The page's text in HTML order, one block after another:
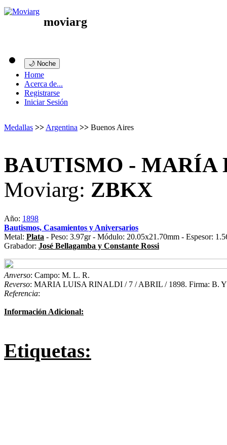
moviarg
🌙 Noche
Home
Acerca de...
Registrarse
Iniciar Sesión
Medallas >> Argentina >> Buenos Aires
BAUTISMO - MARÍA
Moviarg: ZBKX
Año: 1898
Bautismos, Casamientos y Aniversarios
Metal: Plata - Peso: 3.97gr - Módulo: 20.05x21.70mm - Espesor:
Grabador: José Bellagamba y Constante Rossi
Anverso: Campo: M. L. R.
Reverso: MARIA LUISA RINALDI / 7 / ABRIL / 1898. Firma: B.
Referencia:
Información Adicional:
Etiquetas: